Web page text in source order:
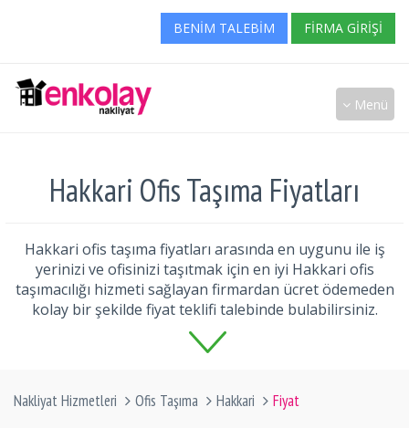
BENIM TALEBIM FIRMA GIRIŞI
Menü
Hakkari Ofis Taşıma Fiyatları
Hakkari ofis taşıma fiyatları arasında en uygunu ile iş
yerinizi ve ofisinizi taşıtmak için en iyi Hakkari ofis
taşımacılığı hizmeti sağlayan firmardan ücret ödemeden
kolay bir şekilde fiyat teklifi talebinde bulabilirsiniz.
Nakliyat Hizmetleri Ofis Taşıma Hakkari Fiyat